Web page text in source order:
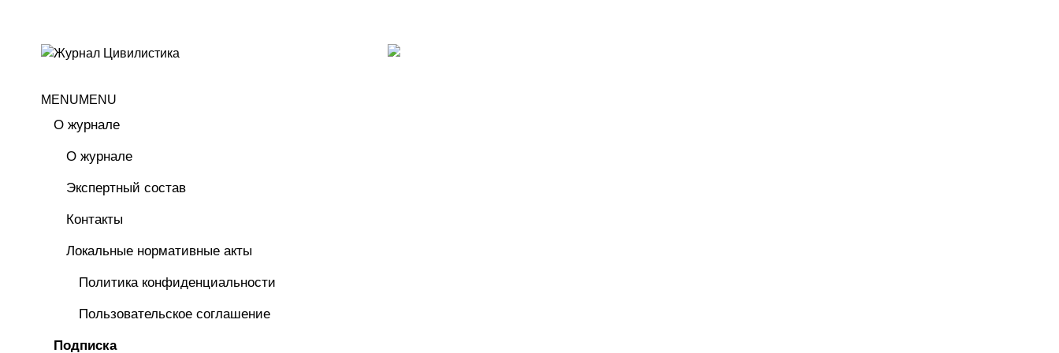
MENUMENU
О журнале
О журнале
Экспертный состав
Контакты
Локальные нормативные акты
Политика конфиденциальности
Пользовательское соглашение
Подписка